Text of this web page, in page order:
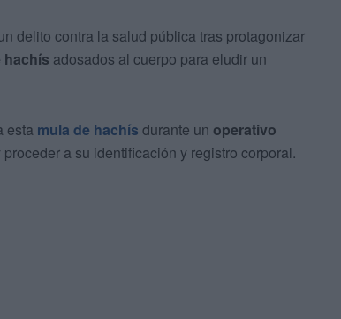
delito contra la salud pública tras protagonizar
hachís adosados al cuerpo para eludir un
esta mula de hachís durante un operativo
proceder a su identificación y registro corporal.